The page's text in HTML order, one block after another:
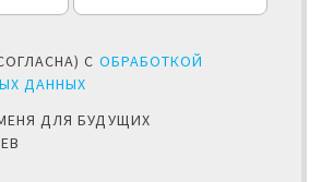
С ОБРАБОТКОЙ
ДАННЫХ
ДЛЯ БУДУЩИХ